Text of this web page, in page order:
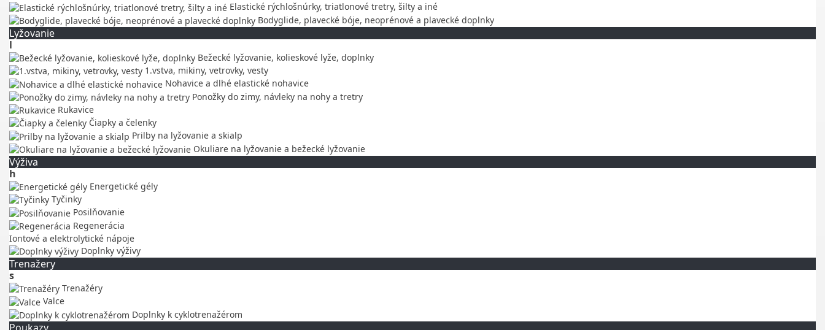
Elastické rýchlošnúrky, triatlonové tretry, šilty a iné
Bodyglide, plavecké bóje, neoprénové a plavecké doplnky
Lyžovanie
l
Bežecké lyžovanie, kolieskové lyže, doplnky
1.vstva, mikiny, vetrovky, vesty
Nohavice a dlhé elastické nohavice
Ponožky do zimy, návleky na nohy a tretry
Rukavice
Čiapky a čelenky
Prilby na lyžovanie a skialp
Okuliare na lyžovanie a bežecké lyžovanie
Výživa
h
Energetické gély
Tyčinky
Posilňovanie
Regenerácia
Iontové a elektrolytické nápoje
Doplnky výživy
Trenažery
s
Trenažéry
Valce
Doplnky k cyklotrenažérom